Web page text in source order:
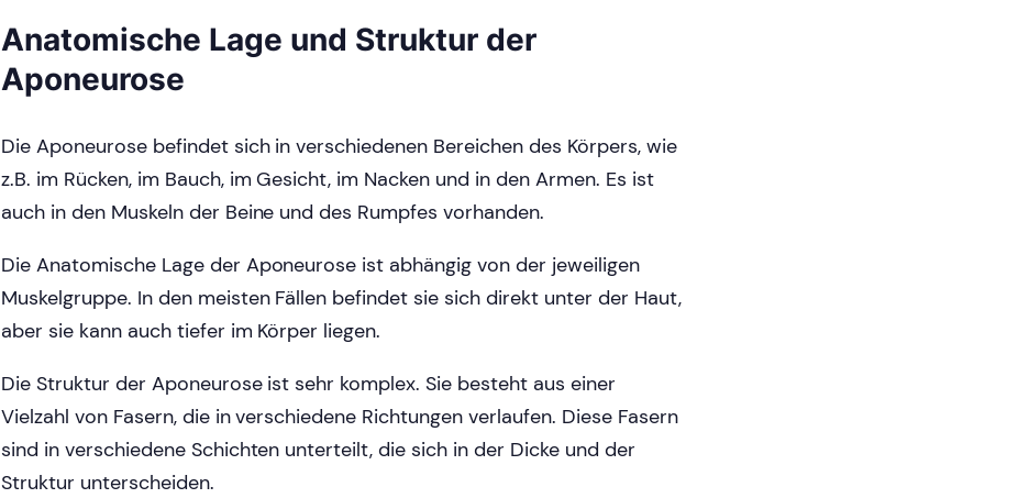
Anatomische Lage und Struktur der
Aponeurose
Die Aponeurose befindet sich in verschiedenen Bereichen des Körpers, wie
z.B. im Rücken, im Bauch, im Gesicht, im Nacken und in den Armen. Es ist
auch in den Muskeln der Beine und des Rumpfes vorhanden.
Die Anatomische Lage der Aponeurose ist abhängig von der jeweiligen
Muskelgruppe. In den meisten Fällen befindet sie sich direkt unter der Haut,
aber sie kann auch tiefer im Körper liegen.
Die Struktur der Aponeurose ist sehr komplex. Sie besteht aus einer
Vielzahl von Fasern, die in verschiedene Richtungen verlaufen. Diese Fasern
sind in verschiedene Schichten unterteilt, die sich in der Dicke und der
Struktur unterscheiden.